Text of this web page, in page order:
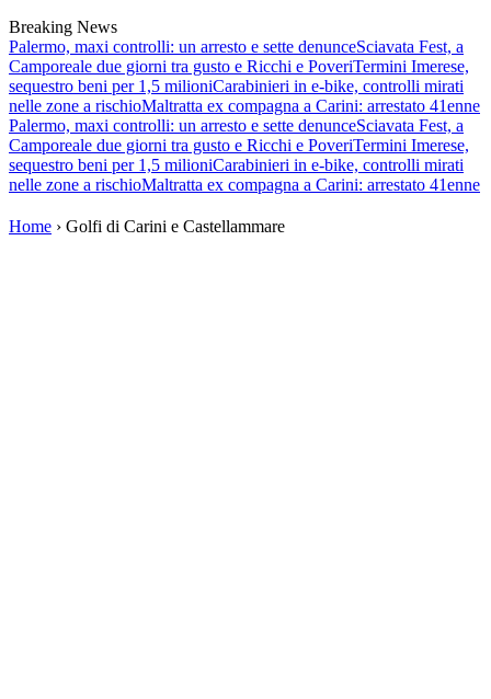
Breaking News
Palermo, maxi controlli: un arresto e sette denunceSciavata Fest, a
Camporeale due giorni tra gusto e Ricchi e PoveriTermini Imerese,
sequestro beni per 1,5 milioniCarabinieri in e-bike, controlli mirati
nelle zone a rischioMaltratta ex compagna a Carini: arrestato 41enne
Palermo, maxi controlli: un arresto e sette denunceSciavata Fest, a
Camporeale due giorni tra gusto e Ricchi e PoveriTermini Imerese,
sequestro beni per 1,5 milioniCarabinieri in e-bike, controlli mirati
nelle zone a rischioMaltratta ex compagna a Carini: arrestato 41enne
Home › Golfi di Carini e Castellammare